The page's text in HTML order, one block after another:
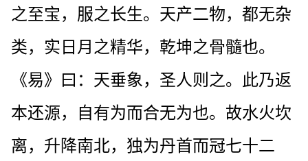
之至宝，服之长生。天产二物，都无杂
类，实日月之精华，乾坤之骨髓也。
《易》曰：天垂象，圣人则之。此乃返
本还源，自有为而合无为也。故水火坎
离，升降南北，独为丹首而冠七十二